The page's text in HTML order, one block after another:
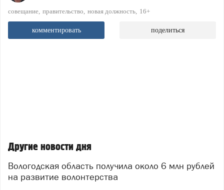
совещание правительство новая должность 16+
комментировать поделиться
Другие новости дня
Вологодская область получила около 6 млн рублей
на развитие волонтерства